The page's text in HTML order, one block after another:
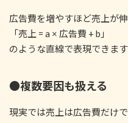
広告費を増やすほど売上が
「売上 = a × 広告費 + b」
のような直線で表現できます
●複数要因も扱える
現実では売上は広告費だけで